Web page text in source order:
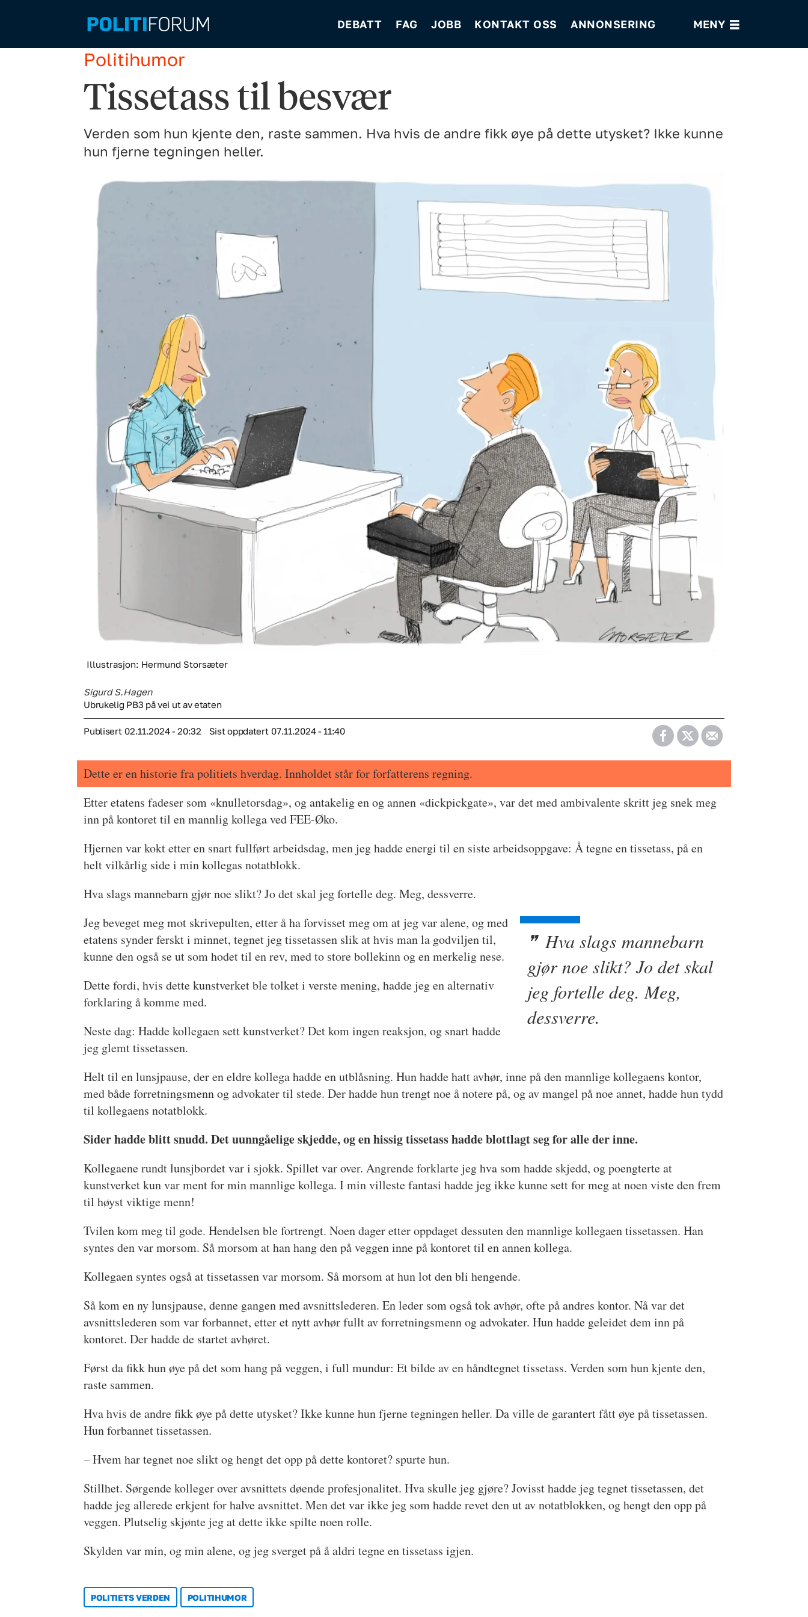
DEBATT FAG JOBB KONTAKT OSS ANNONSERING
Politihumor
Tissetass til besvær
Verden som hun kjente den, raste sammen. Hva hvis de andre fikk øye på dette utysket? Ikke kunne
hun fjerne tegningen heller.
Illustrasjon: Hermund Storsæter
Sigurd S.Hagen
Ubrukelig PB3 på vei ut av etaten
Publisert 02.11.2024 - 20:32 Sist oppdatert 07.11.2024 - 11:40
Dette er en historie fra politiets hverdag. Innholdet står for forfatterens regning.
Etter etatens fadeser som «knulletorsdag», og antakelig en og annen «dickpickgate», var det med ambivalente skritt jeg snek meg
inn på kontoret til en mannlig kollega ved FEE-Øko.
Hjernen var kokt etter en snart fullført arbeidsdag, men jeg hadde energi til en siste arbeidsoppgave: Å tegne en tissetass, på en
helt vilkårlig side i min kollegas notatblokk.
Hva slags mannebarn gjør noe slikt? Jo det skal jeg fortelle deg. Meg, dessverre.
Hva slags mannebarn
gjør noe slikt? Jo det skal
jeg fortelle deg. Meg,
dessverre.
Jeg beveget meg mot skrivepulten, etter å ha forvisset meg om at jeg var alene, og med
etatens synder ferskt i minnet, tegnet jeg tissetassen slik at hvis man la godviljen til,
kunne den også se ut som hodet til en rev, med to store bollekinn og en merkelig nese.
Dette fordi, hvis dette kunstverket ble tolket i verste mening, hadde jeg en alternativ
forklaring å komme med.
Neste dag: Hadde kollegaen sett kunstverket? Det kom ingen reaksjon, og snart hadde
jeg glemt tissetassen.
Helt til en lunsjpause, der en eldre kollega hadde en utblåsning. Hun hadde hatt avhør, inne på den mannlige kollegaens kontor,
med både forretningsmenn og advokater til stede. Der hadde hun trengt noe å notere på, og av mangel på noe annet, hadde hun tydd
til kollegaens notatblokk.
Sider hadde blitt snudd. Det uunngåelige skjedde, og en hissig tissetass hadde blottlagt seg for alle der inne.
Kollegaene rundt lunsjbordet var i sjokk. Spillet var over. Angrende forklarte jeg hva som hadde skjedd, og poengterte at
kunstverket kun var ment for min mannlige kollega. I min villeste fantasi hadde jeg ikke kunne sett for meg at noen viste den frem
til høyst viktige menn!
Tvilen kom meg til gode. Hendelsen ble fortrengt. Noen dager etter oppdaget dessuten den mannlige kollegaen tissetassen. Han
syntes den var morsom. Så morsom at han hang den på veggen inne på kontoret til en annen kollega.
Kollegaen syntes også at tissetassen var morsom. Så morsom at hun lot den bli hengende.
Så kom en ny lunsjpause, denne gangen med avsnittslederen. En leder som også tok avhør, ofte på andres kontor. Nå var det
avsnittslederen som var forbannet, etter et nytt avhør fullt av forretningsmenn og advokater. Hun hadde geleidet dem inn på
kontoret. Der hadde de startet avhøret.
Først da fikk hun øye på det som hang på veggen, i full mundur: Et bilde av en håndtegnet tissetass. Verden som hun kjente den,
raste sammen.
Hva hvis de andre fikk øye på dette utysket? Ikke kunne hun fjerne tegningen heller. Da ville de garantert fått øye på tissetassen.
Hun forbannet tissetassen.
– Hvem har tegnet noe slikt og hengt det opp på dette kontoret? spurte hun.
Stillhet. Sørgende kolleger over avsnittets døende profesjonalitet. Hva skulle jeg gjøre? Jovisst hadde jeg tegnet tissetassen, det
hadde jeg allerede erkjent for halve avsnittet. Men det var ikke jeg som hadde revet den ut av notatblokken, og hengt den opp på
veggen. Plutselig skjønte jeg at dette ikke spilte noen rolle.
Skylden var min, og min alene, og jeg sverget på å aldri tegne en tissetass igjen.
POLITIETS VERDEN POLITIHUMOR